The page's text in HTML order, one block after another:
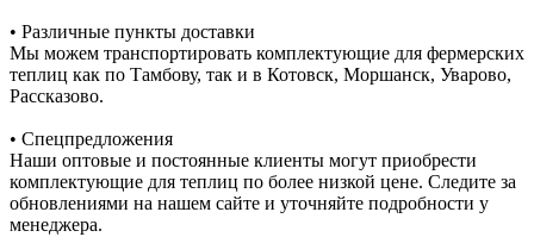
• Различные пункты доставки
Мы можем транспортировать комплектующие для фермерских
теплиц как по Тамбову, так и в Котовск, Моршанск, Уварово,
Рассказово.
• Спецпредложения
Наши оптовые и постоянные клиенты могут приобрести
комплектующие для теплиц по более низкой цене. Следите за
обновлениями на нашем сайте и уточняйте подробности у
менеджера.